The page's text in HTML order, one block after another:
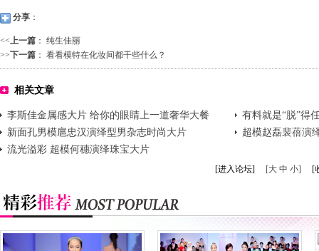
分享 ：
<<上一篇 ： 纯生佳丽
>>下一篇 ： 看看模特在化妆间都干些什么？
相关文章
李斯佳金属感大片 给你的眼睛上一道奢华大餐
有料就是“脱”得
水
新面孔男模扈忠汉演绎型男杂志时尚大片
超模赵磊裴蓓演
流光溢彩 超模何穗演绎珠宝大片
[进入论坛] [大 中 小] [